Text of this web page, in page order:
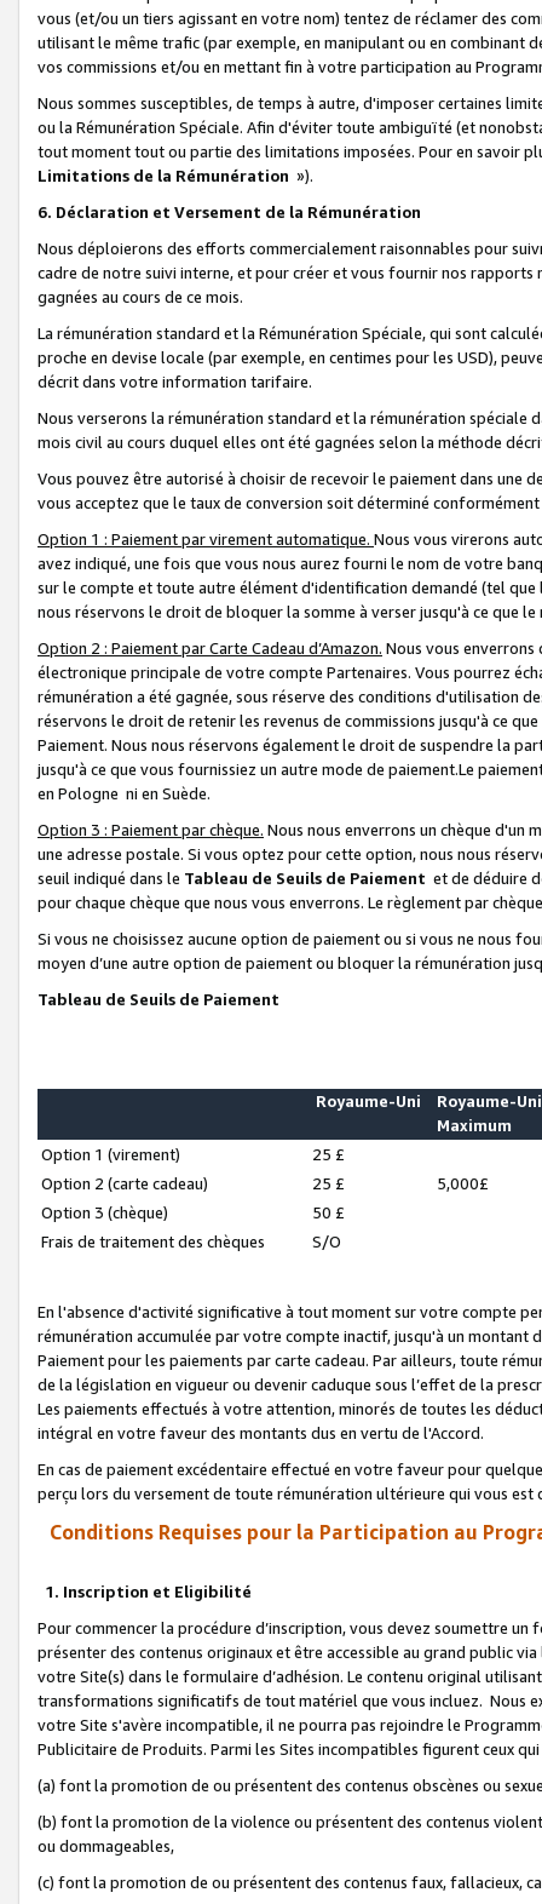
vous (et/ou un tiers agissant en votre nom) tentez de réclamer des
utilisant le même trafic (par exemple, en manipulant ou en combinant
vos commissions et/ou en mettant fin à votre participation au
Nous sommes susceptibles, de temps à autre, d'imposer certaines
ou la Rémunération Spéciale. Afin d'éviter toute ambiguïté (et
tout moment tout ou partie des limitations imposées. Pour en savoir
Limitations de la Rémunération »).
6. Déclaration et Versement de la Rémunération
Nous déploierons des efforts commercialement raisonnables pour
cadre de notre suivi interne, et pour créer et vous fournir nos
gagnées au cours de ce mois.
La rémunération standard et la Rémunération Spéciale, qui sont
proche en devise locale (par exemple, en centimes pour les USD),
décrit dans votre information tarifaire.
Nous verserons la rémunération standard et la rémunération spéciale
mois civil au cours duquel elles ont été gagnées selon la méthode
Vous pouvez être autorisé à choisir de recevoir le paiement dans une
vous acceptez que le taux de conversion soit déterminé
Option 1 : Paiement par virement automatique. Nous vous virerons
avez indiqué, une fois que vous nous aurez fourni le nom de votre
sur le compte et toute autre élément d'identification demandé (tel que
nous réservons le droit de bloquer la somme à verser jusqu'à ce que
Option 2 : Paiement par Carte Cadeau d’Amazon. Nous vous
électronique principale de votre compte Partenaires. Vous pourrez
rémunération a été gagnée, sous réserve des conditions d'utilisation
réservons le droit de retenir les revenus de commissions jusqu'à ce
Paiement. Nous nous réservons également le droit de suspendre la
jusqu'à ce que vous fournissiez un autre mode de paiement.Le
en Pologne ni en Suède.
Option 3 : Paiement par chèque. Nous nous enverrons un chèque d'un
une adresse postale. Si vous optez pour cette option, nous nous
seuil indiqué dans le Tableau de Seuils de Paiement et de déduire
pour chaque chèque que nous vous enverrons. Le règlement par
Si vous ne choisissez aucune option de paiement ou si vous ne nous
moyen d’une autre option de paiement ou bloquer la rémunération
Tableau de Seuils de Paiement
Royaume-Uni
Royaume-Uni
Maximum
Option 1 (virement)
25 £
Option 2 (carte cadeau)
25 £
5,000£
Option 3 (chèque)
50 £
Frais de traitement des chèques
S/O
En l'absence d'activité significative à tout moment sur votre compte
rémunération accumulée par votre compte inactif, jusqu'à un montant
Paiement pour les paiements par carte cadeau. Par ailleurs, toute
de la législation en vigueur ou devenir caduque sous l’effet de la
Les paiements effectués à votre attention, minorés de toutes les
intégral en votre faveur des montants dus en vertu de l'Accord.
En cas de paiement excédentaire effectué en votre faveur pour
perçu lors du versement de toute rémunération ultérieure qui vous est
Conditions Requises pour la Participation au
1. Inscription et Eligibilité
Pour commencer la procédure d’inscription, vous devez soumettre
présenter des contenus originaux et être accessible au grand public
votre Site(s) dans le formulaire d’adhésion. Le contenu original
transformations significatifs de tout matériel que vous incluez. Nous
votre Site s'avère incompatible, il ne pourra pas rejoindre le
Publicitaire de Produits. Parmi les Sites incompatibles figurent ceux
(a) font la promotion de ou présentent des contenus obscènes ou
(b) font la promotion de la violence ou présentent des contenus
ou dommageables,
(c) font la promotion de ou présentent des contenus faux, fallacieux,